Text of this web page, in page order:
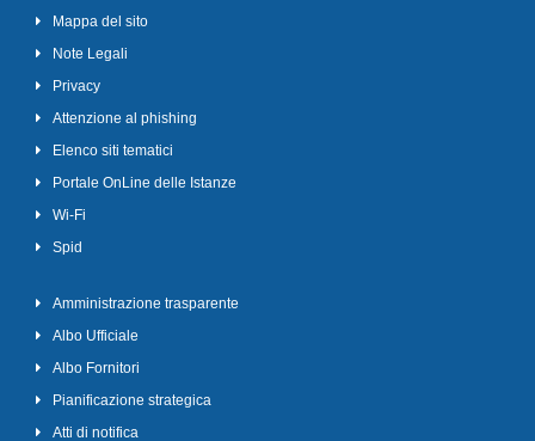
Mappa del sito
Note Legali
Privacy
Attenzione al phishing
Elenco siti tematici
Portale OnLine delle Istanze
Wi-Fi
Spid
Amministrazione trasparente
Albo Ufficiale
Albo Fornitori
Pianificazione strategica
Atti di notifica